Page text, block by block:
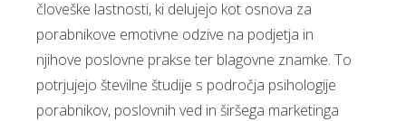
človeške lastnosti, ki delujejo kot osnova za
porabnikove emotivne odzive na podjetja in
njihove poslovne prakse ter blagovne znamke. To
potrjujejo številne študije s področja psihologije
porabnikov, poslovnih ved in širšega marketinga